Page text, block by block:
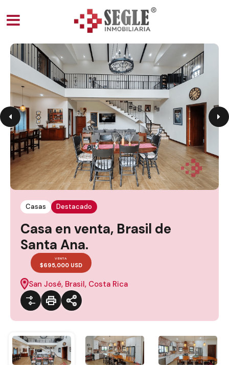
Casas Destacado
Casa en venta, Brasil de
Santa Ana.
VENTA
$695,000 USD
San José, Brasil, Costa Rica